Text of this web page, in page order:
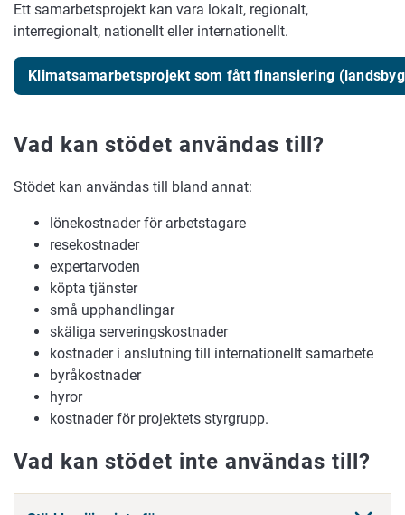
Ett samarbetsprojekt kan vara lokalt, regionalt,
interregionalt, nationellt eller internationellt.
Klimatsamarbetsprojekt som fått finansiering
Vad kan stödet användas till?
Stödet kan användas till bland annat:
lönekostnader för arbetstagare
resekostnader
expertarvoden
köpta tjänster
små upphandlingar
skäliga serveringskostnader
kostnader i anslutning till internationellt samarbete
byråkostnader
hyror
kostnader för projektets styrgrupp.
Vad kan stödet inte användas till?